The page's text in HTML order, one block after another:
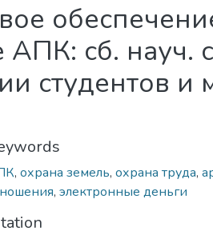
АПК: сб. науч.
студентов и
, охрана земель, охрана труда,
, электронные деньги